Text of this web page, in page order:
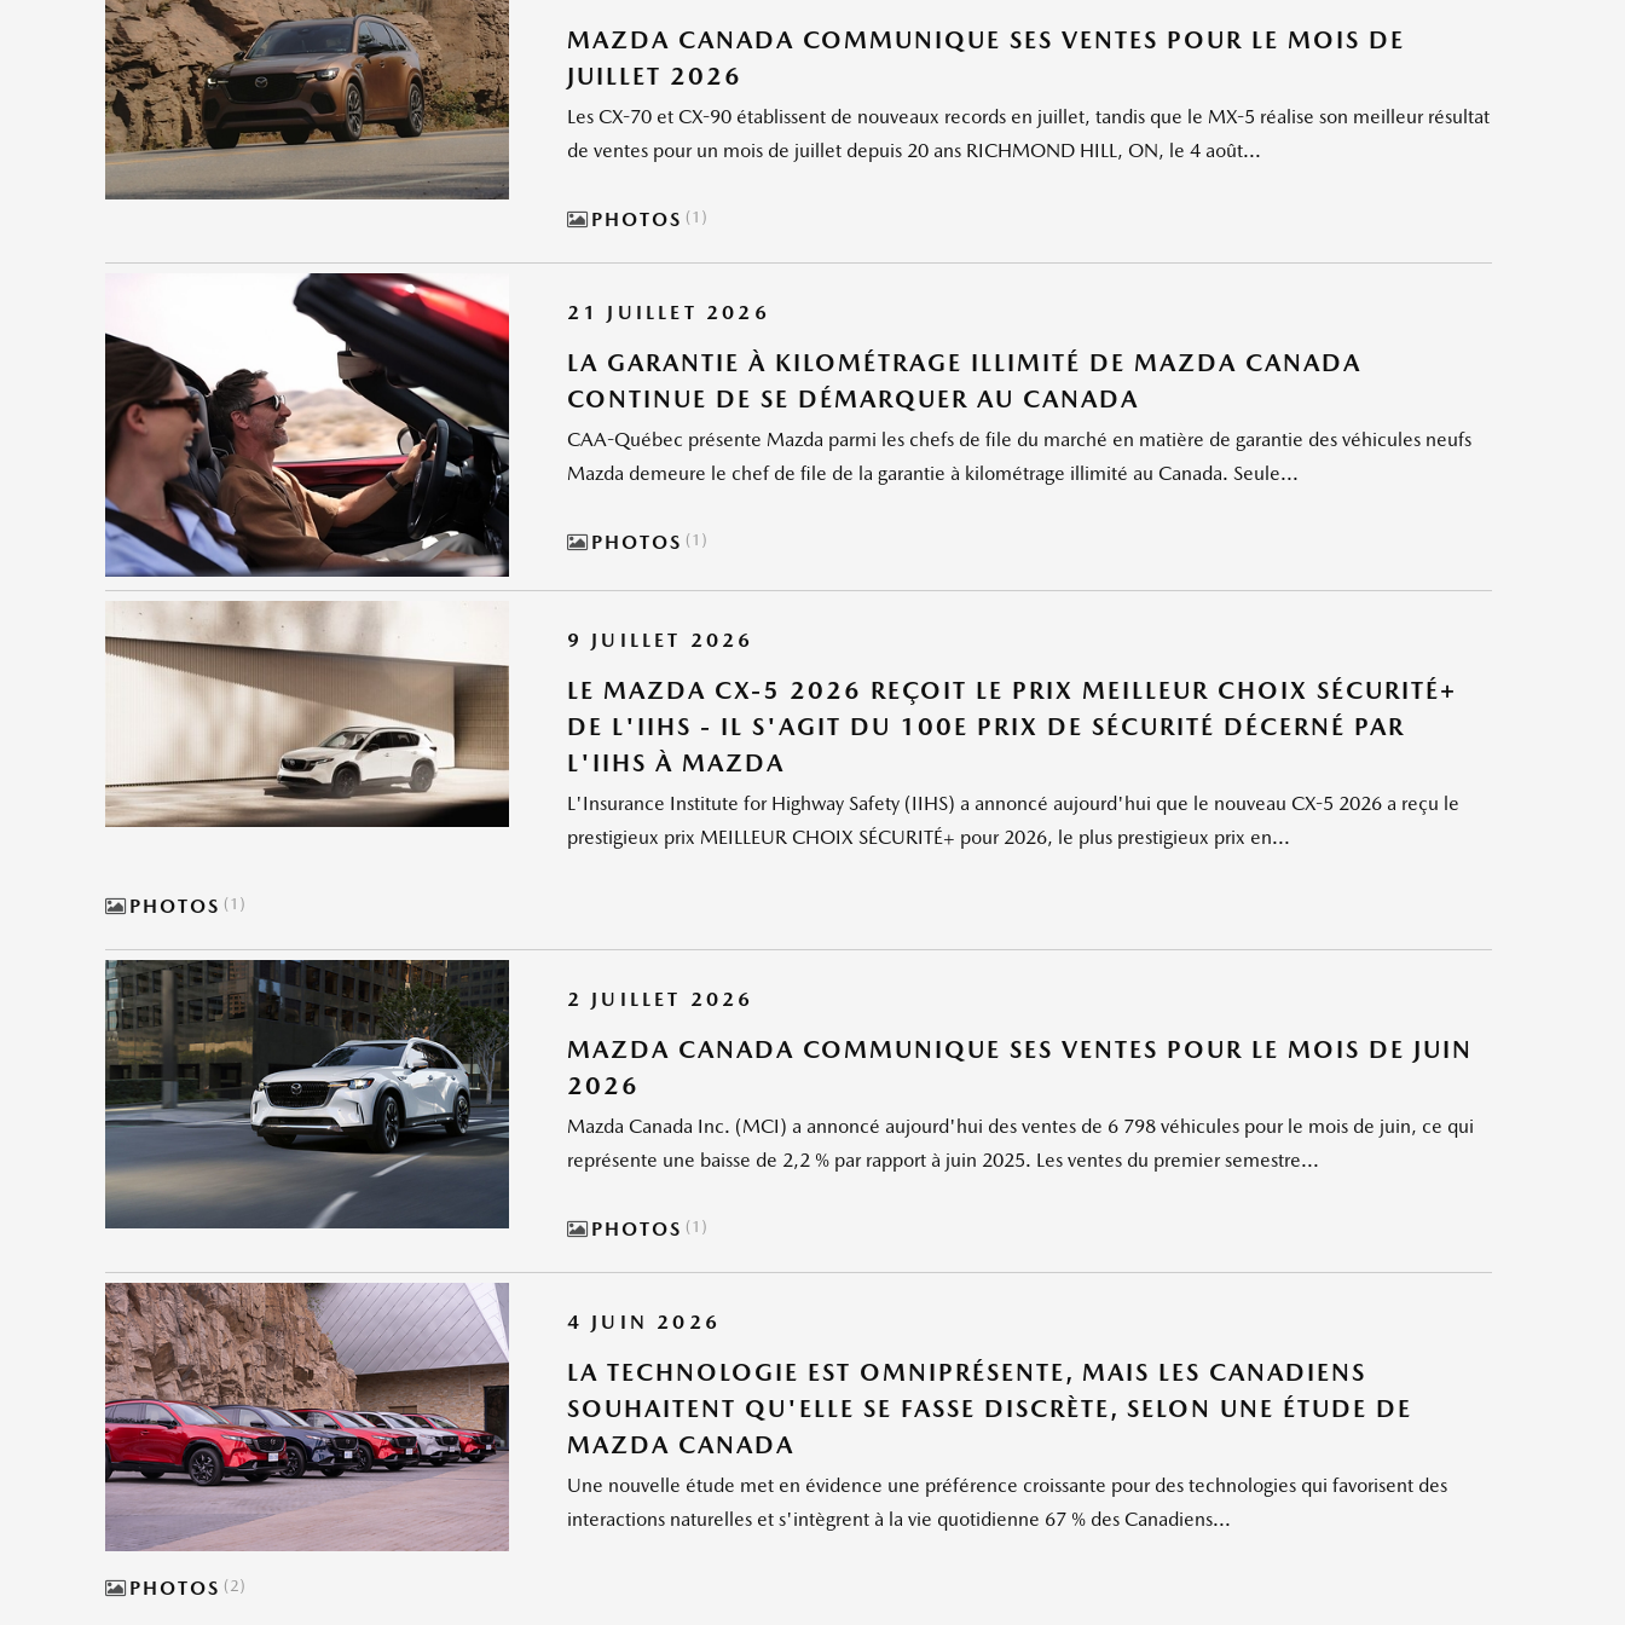
MAZDA CANADA COMMUNIQUE SES VENTES POUR LE MOIS DE
JUILLET 2026
Les CX-70 et CX-90 établissent de nouveaux records en juillet, tandis que le MX-5 réalise son meilleur résultat
de ventes pour un mois de juillet depuis 20 ans RICHMOND HILL, ON, le 4 août...
PHOTOS 1
21 JUILLET 2026
LA GARANTIE À KILOMÉTRAGE ILLIMITÉ DE MAZDA CANADA
CONTINUE DE SE DÉMARQUER AU CANADA
CAA-Québec présente Mazda parmi les chefs de file du marché en matière de garantie des véhicules neufs
Mazda demeure le chef de file de la garantie à kilométrage illimité au Canada. Seule...
PHOTOS 1
9 JUILLET 2026
LE MAZDA CX-5 2026 REÇOIT LE PRIX MEILLEUR CHOIX SÉCURITÉ+
DE L'IIHS - IL S'AGIT DU 100E PRIX DE SÉCURITÉ DÉCERNÉ PAR
L'IIHS À MAZDA
L'Insurance Institute for Highway Safety (IIHS) a annoncé aujourd'hui que le nouveau CX-5 2026 a reçu le
prestigieux prix MEILLEUR CHOIX SÉCURITÉ+ pour 2026, le plus prestigieux prix en...
PHOTOS 1
2 JUILLET 2026
MAZDA CANADA COMMUNIQUE SES VENTES POUR LE MOIS DE JUIN
2026
Mazda Canada Inc. (MCI) a annoncé aujourd'hui des ventes de 6 798 véhicules pour le mois de juin, ce qui
représente une baisse de 2,2 % par rapport à juin 2025. Les ventes du premier semestre...
PHOTOS 1
4 JUIN 2026
LA TECHNOLOGIE EST OMNIPRÉSENTE, MAIS LES CANADIENS
SOUHAITENT QU'ELLE SE FASSE DISCRÈTE, SELON UNE ÉTUDE DE
MAZDA CANADA
Une nouvelle étude met en évidence une préférence croissante pour des technologies qui favorisent des
interactions naturelles et s'intègrent à la vie quotidienne 67 % des Canadiens...
PHOTOS 2